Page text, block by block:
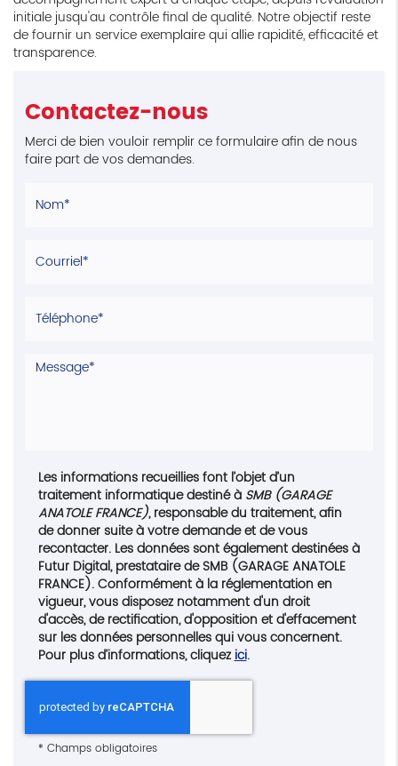
initiale jusqu'au contrôle final de qualité. Notre objectif reste
de fournir un service exemplaire qui allie rapidité, efficacité et
transparence.
Contactez-nous
Merci de bien vouloir remplir ce formulaire afin de nous
faire part de vos demandes.
Les informations recueillies font l’objet d’un
traitement informatique destiné àSMB (GARAGE
ANATOLE FRANCE), responsable du traitement, afin
de donner suite à votre demande et de vous
recontacter. Les données sont également destinées à
Futur Digital, prestataire de SMB (GARAGE ANATOLE
FRANCE). Conformément à la réglementation en
vigueur, vous disposez notamment d'un droit
d'accès, de rectification, d'opposition et d'effacement
sur les données personnelles qui vous concernent.
Pour plus d’informations, cliquezici.
* Champs obligatoires